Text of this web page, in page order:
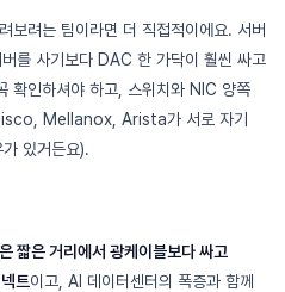
보려는 팀이라면 더 직접적이에요. 서버
를 사기보다 DAC 한 가닥이 훨씬 싸고
확인하셔야 하고, 스위치와 NIC 양쪽
Mellanox, Arista가 서로 자기
있거든요).
짧은 거리에서 광케이블보다 싸고
트이고, AI 데이터센터의 폭증과 함께